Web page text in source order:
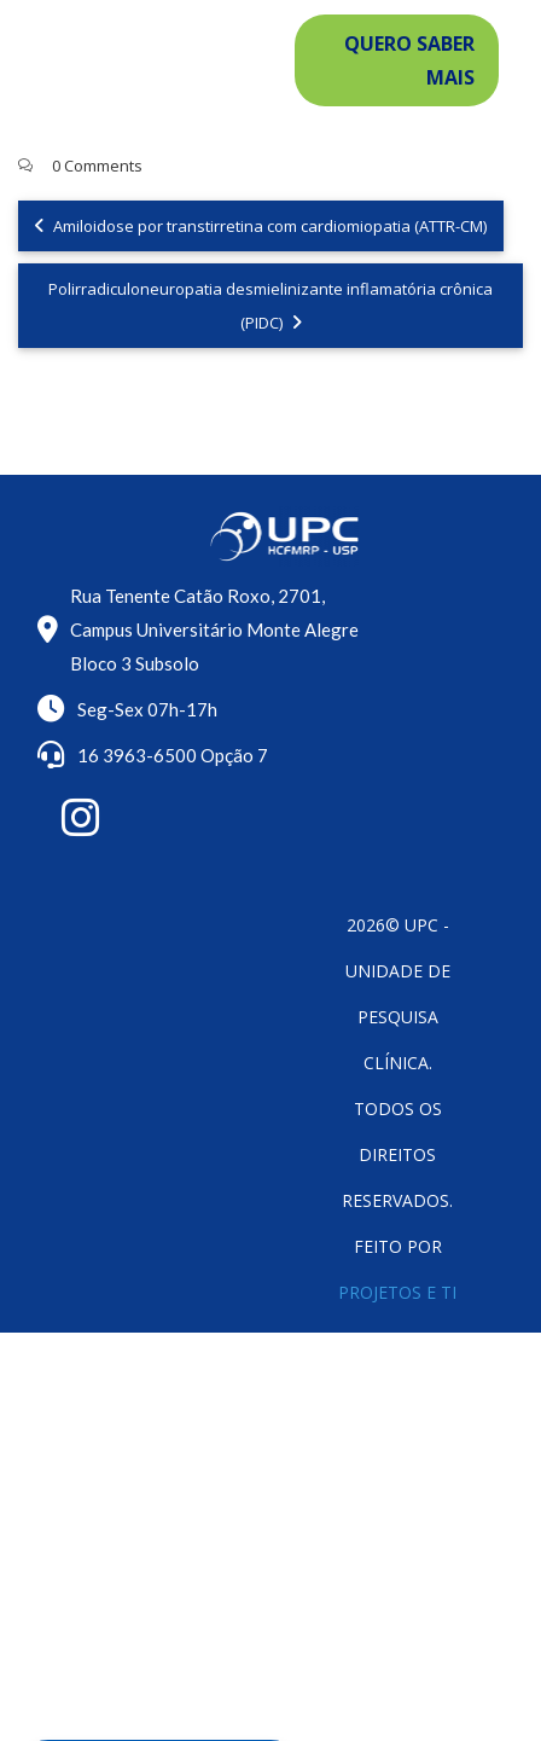
QUERO SABER
MAIS
0 Comments
Amiloidose por transtirretina com cardiomiopatia (ATTR-CM)
Polirradiculoneuropatia desmielinizante inflamatória crônica
(PIDC)
Rua Tenente Catão Roxo, 2701,
Campus Universitário Monte Alegre
Bloco 3 Subsolo
Seg-Sex 07h-17h
16 3963-6500 Opção 7
2026© UPC -
UNIDADE DE
PESQUISA
CLÍNICA.
TODOS OS
DIREITOS
RESERVADOS.
FEITO POR
PROJETOS E TI